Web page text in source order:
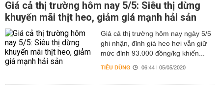
Giá cả thị trường hôm nay 5/5: Siêu thị dừng
khuyến mãi thịt heo, giảm giá mạnh hải sản
Giá cả thị trường hôm nay ngày 5/5
ghi nhận, đỉnh giá heo hơi vẫn giữ
mức đỉnh 93.000 đồng/kg khiến...
TIÊU DÙNG 06:44 | 05/05/2020